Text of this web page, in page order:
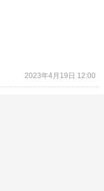
2023年4月19日 12:00